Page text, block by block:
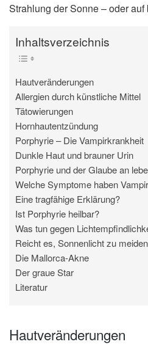
Strahlung der Sonne – oder auf
Inhaltsverzeichnis
Hautveränderungen
Allergien durch künstliche Mittel
Tätowierungen
Hornhautentzündung
Porphyrie – Die Vampirkrankheit
Dunkle Haut und brauner Urin
Porphyrie und der Glaube an
Welche Symptome haben
Eine tragfähige Erklärung?
Ist Porphyrie heilbar?
Was tun gegen
Reicht es, Sonnenlicht zu
Die Mallorca-Akne
Der graue Star
Literatur
Hautveränderungen